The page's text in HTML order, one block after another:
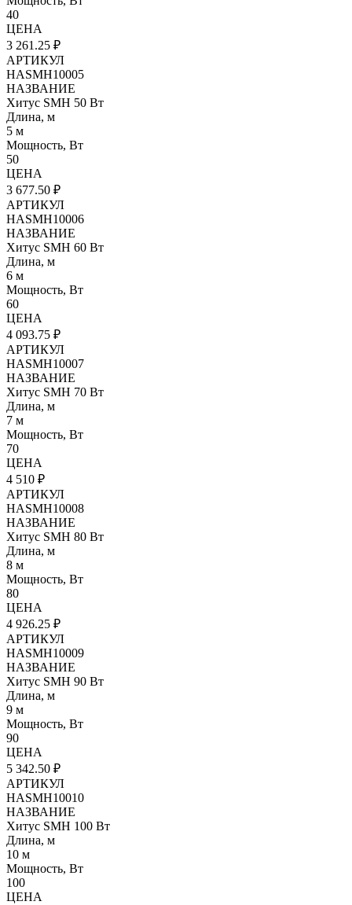
40
ЦЕНА
3 261.25 ₽
АРТИКУЛ
HASMH10005
НАЗВАНИЕ
Хитус SMH 50 Вт
Длина, м
5 м
Мощность, Вт
50
ЦЕНА
3 677.50 ₽
АРТИКУЛ
HASMH10006
НАЗВАНИЕ
Хитус SMH 60 Вт
Длина, м
6 м
Мощность, Вт
60
ЦЕНА
4 093.75 ₽
АРТИКУЛ
HASMH10007
НАЗВАНИЕ
Хитус SMH 70 Вт
Длина, м
7 м
Мощность, Вт
70
ЦЕНА
4 510 ₽
АРТИКУЛ
HASMH10008
НАЗВАНИЕ
Хитус SMH 80 Вт
Длина, м
8 м
Мощность, Вт
80
ЦЕНА
4 926.25 ₽
АРТИКУЛ
HASMH10009
НАЗВАНИЕ
Хитус SMH 90 Вт
Длина, м
9 м
Мощность, Вт
90
ЦЕНА
5 342.50 ₽
АРТИКУЛ
HASMH10010
НАЗВАНИЕ
Хитус SMH 100 Вт
Длина, м
10 м
Мощность, Вт
100
ЦЕНА